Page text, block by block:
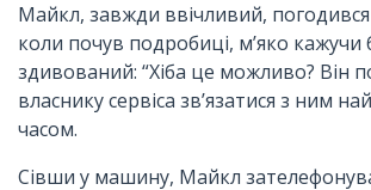
Майкл, завжди ввічливий, погодився
коли почув подробиці, м’яко кажучи
здивований: “Хіба це можливо? Він
власнику сервіса зв’язатися з ним
часом.
Сівши у машину, Майкл